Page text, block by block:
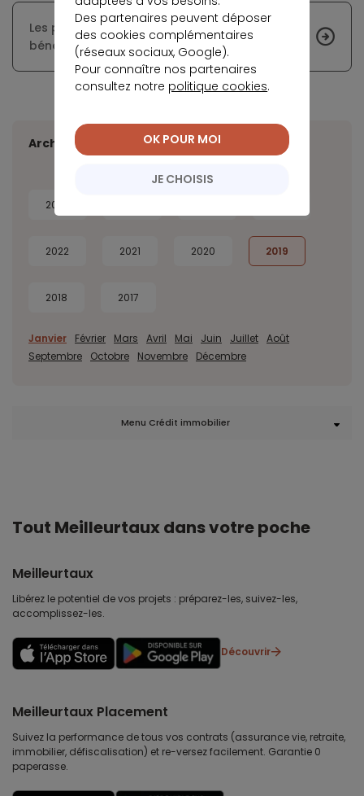
Les primo-accédants pourront toujours
bénéficier du PTZ en 2019
Archives
2026
2022 2021 2020 2019
2018 2017
Janvier Février Mars Avril Mai Juin Juillet Août
Septembre
Octobre Novembre Décembre
Menu Crédit immobilier
Tout Meilleurtaux dans votre poche
Meilleurtaux
Libérez le potentiel de vos projets : préparez-les, suivez-les,
accomplissez-les.
Découvrir
Meilleurtaux Placement
Suivez la performance de tous vos contrats (assurance vie, retraite,
immobilier, défiscalisation) et re-versez facilement. Garantie 0
paperasse.
Des partenaires peuvent déposer
des cookies complémentaires
(réseaux sociaux, Google).
Pour connaître nos partenaires
consultez notre politique cookies.
JE CHOISIS
OK POUR MOI